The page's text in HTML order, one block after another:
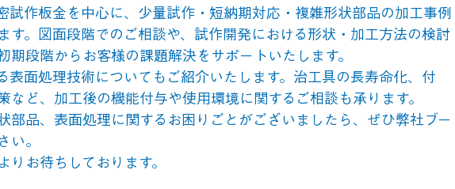
試作板金を中心に、少量試作・短納期対応・複雑形状部品の加工事例
す。図面段階でのご相談や、試作開発における形状・加工方法の検討
期段階からお客様の課題解決をサポートいたします。
表面処理技術についてもご紹介いたします。治工具の長寿命化、付
など、加工後の機能付与や使用環境に関するご相談も承ります。
部品、表面処理に関するお困りごとがございましたら、ぜひ弊社ブー
い。
りお待ちしております。